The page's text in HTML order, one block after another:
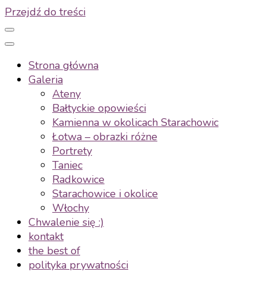
Przejdź do treści
Strona główna
Galeria
Ateny
Bałtyckie opowieści
Kamienna w okolicach Starachowic
Łotwa – obrazki różne
Portrety
Taniec
Radkowice
Starachowice i okolice
Włochy
Chwalenie się :)
kontakt
the best of
polityka prywatności